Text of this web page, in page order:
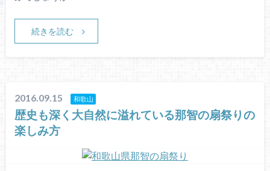
続きを読む
2016.09.15 和歌山
歴史も深く大自然に溢れている那智の扇祭りの
楽しみ方